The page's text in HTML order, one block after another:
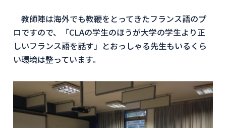
教師陣は海外でも教鞭をとってきたフランス語のプ
ロですので、「CLAの学生のほうが大学の学生より正
しいフランス語を話す」とおっしゃる先生もいるくら
い環境は整っています。